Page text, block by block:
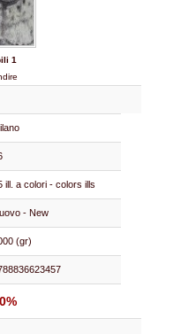
1
ill. a colori - colors ills
- New
(gr)